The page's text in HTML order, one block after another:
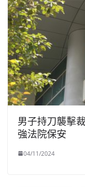
男子持刀襲擊
強法院保安
04/11/2024